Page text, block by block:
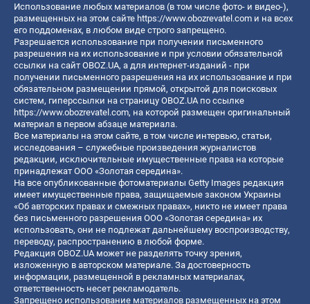
Использование любых материалов (в том числе фото- и видео-),
размещенных на этом сайте https://www.obozrevatel.com и на всех
его поддоменах, в любом виде строго запрещено.
Разрешается использование при получении письменного
разрешения на их использование и при условии обязательной
ссылки на сайт OBOZ.UA, а для интернет-изданий - при
получении письменного разрешения на их использование и при
обязательном размещении прямой, открытой для поисковых
систем, гиперссылки на страницу OBOZ.UA по ссылке
https://www.obozrevatel.com, на которой размещен оригинальный
материал в первом абзаце материала.
Все материалы на этом сайте, в том числе интервью, статьи,
исследования – служебные произведения журналистов
редакции, исключительные имущественные права на которые
принадлежат ООО «Золотая середина».
На все опубликованные фотоматериалы Getty Images редакция
имеет имущественные права, защищаемые законом Украины
«Об авторских правах и смежных правах», никто не имеет права
без письменного разрешения ООО «Золотая середина» их
использовать, они не подлежат дальнейшему воспроизводству,
переводу, распространению в любой форме.
Редакция OBOZ.UA может не разделять точку зрения,
изложенную в авторском материале. За достоверность
информации, размещенной в рекламных материалах,
ответственность несет рекламодатель.
Запрещено использование материалов размещенных на этом